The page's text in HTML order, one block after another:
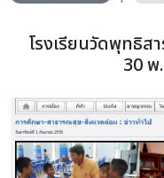
โรงเรียนวัดพุทธิส
30 พ